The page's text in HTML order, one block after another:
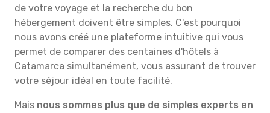
de votre voyage et la recherche du bon
hébergement doivent être simples. C'est pourquoi
nous avons créé une plateforme intuitive qui vous
permet de comparer des centaines d'hôtels à
Catamarca simultanément, vous assurant de trouver
votre séjour idéal en toute facilité.
Mais nous sommes plus que de simples experts en